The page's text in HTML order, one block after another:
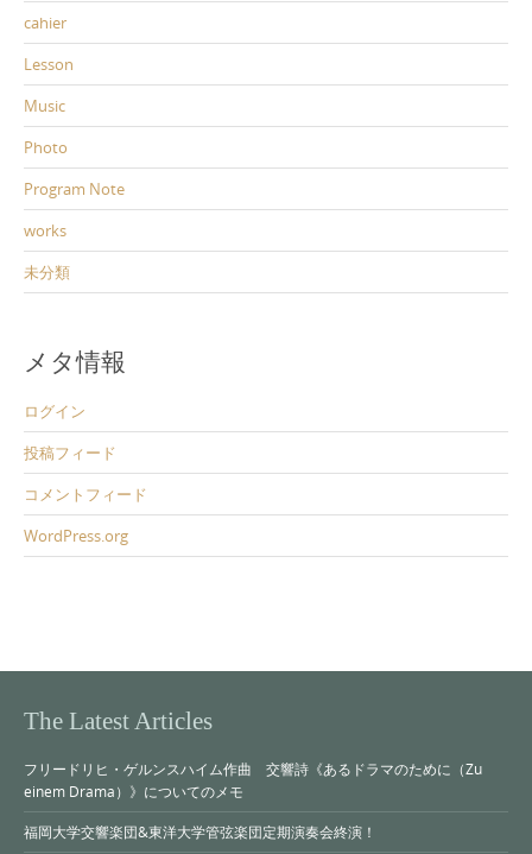
cahier
Lesson
Music
Photo
Program Note
works
未分類
メタ情報
ログイン
投稿フィード
コメントフィード
WordPress.org
The Latest Articles
フリードリヒ・ゲルンスハイム作曲 交響詩《あるドラマのために（Zu
einem Drama）》についてのメモ
福岡大学交響楽団&東洋大学管弦楽団定期演奏会終演！